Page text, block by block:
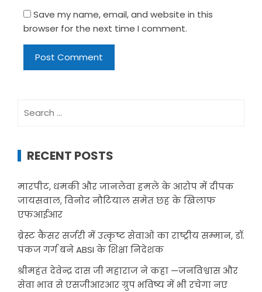
Save my name, email, and website in this
browser for the next time I comment.
for:
RECENT POSTS
मारपीट, धमकी और जानलेवा हमले के आरोप में दीपक
जायसवाल, विनोद नौटियाल समेत छह के खिलाफ
एफआईआर
ब्रेस्ट कैंसर सर्जरी में उत्कृष्ट सेवाओं का राष्ट्रीय सम्मान, डॉ.
पंकज गर्ग बने ABSI के शिक्षा निदेशक
श्रीमहंत देवेन्द्र दास जी महाराज ने कहा —जनविश्वास और
सेवा भाव से एसजीआरआर ग्रुप भविष्य में भी रचेगा नए